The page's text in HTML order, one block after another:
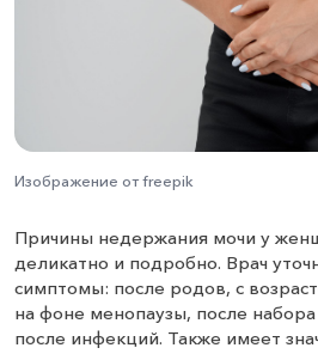
Изображение от freepik
Причины недержания мочи у
деликатно и подробно. Врач
симптомы: после родов, с
на фоне менопаузы, после
после инфекций. Также имеет